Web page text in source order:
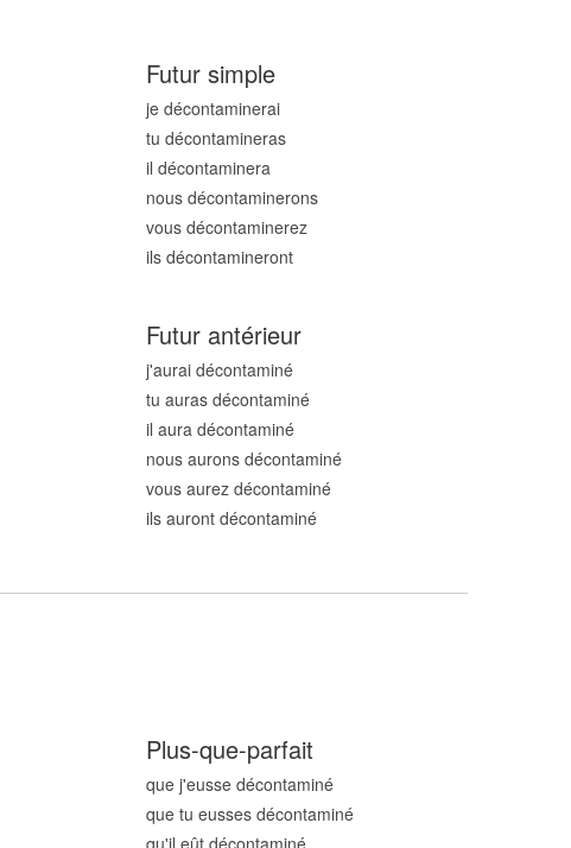
Futur simple
je décontaminerai
tu décontamineras
il décontaminera
nous décontaminerons
vous décontaminerez
ils décontamineront
Futur antérieur
j'aurai décontaminé
tu auras décontaminé
il aura décontaminé
nous aurons décontaminé
vous aurez décontaminé
ils auront décontaminé
Plus-que-parfait
que j'eusse décontaminé
que tu eusses décontaminé
qu'il eût décontaminé